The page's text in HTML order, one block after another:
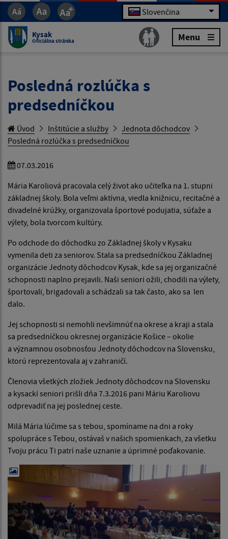
Slovenčina
Kysak
Oficiálna stránka Menu
Posledná rozlúčka s
predsedníčkou
Úvod Inštitúcie a služby
Jednota dôchodcov
Posledná rozlúčka s predsedníčkou
07.03.2016
Mária Karoliová pracovala celý život ako učiteľka na 1. stupni
základnej školy. Bola veľmi aktívna, viedla knižnicu, recitačné a
divadelné krúžky, organizovala športové podujatia, súťaže a
výlety, bola tvorcom kultúry.
Po odchode do dôchodku zo Základnej školy v Kysaku
vymenila deti za seniorov. Stala sa predsedníčkou Základnej
organizácie Jednoty dôchodcov Kysak, kde sa jej organizačné
schopnosti naplno prejavili. Naši seniori ožili, chodili na výlety,
športovali, brigadovali a schádzali sa tak často, ako sa len
dalo.
Jej schopnosti si nemohli nevšimnúť na okrese a kraji a stala
sa predsedníčkou okresnej organizácie Košice – okolie
a významnou osobnosťou Jednoty dôchodcov na Slovensku,
ktorú reprezentovala aj v zahraničí.
Členovia všetkých zložiek Jednoty dôchodcov na Slovensku
a kysackí seniori prišli dňa 7.3.2016 pani Máriu Karoliovu
odprevadiť na jej poslednej ceste.
Milá Mária lúčime sa s tebou, spomíname na dni a roky
spolupráce s Tebou, ostávaš v našich spomienkach, za všetku
Tvoju prácu Ti patrí naše uznanie a úprimné poďakovanie.